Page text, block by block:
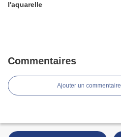
l'aquarelle
Commentaires
Ajouter un commentaire